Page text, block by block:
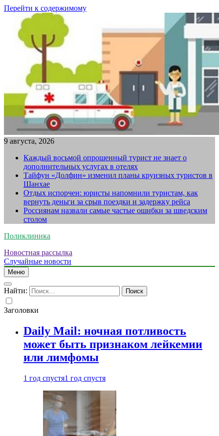
Перейти к содержимому
9 августа, 2026
Каждый восьмой опрошенный турист не знает о
дополнительных услугах в отелях
Тайфун «Долфин» изменил планы круизных туристов в
Шанхае
Отдых испорчен: юристы напомнили туристам, как
вернуть деньги за срыв поездки и задержку рейса
Россиянам назвали самые частые ошибки за шведским
столом
Поликлиника
Новостная рассылка
Случайные новости
Меню
Найти:
Заголовки
Daily Mail: ночная потливость
может быть признаком лейкемии
или лимфомы
1 год спустя1 год спустя